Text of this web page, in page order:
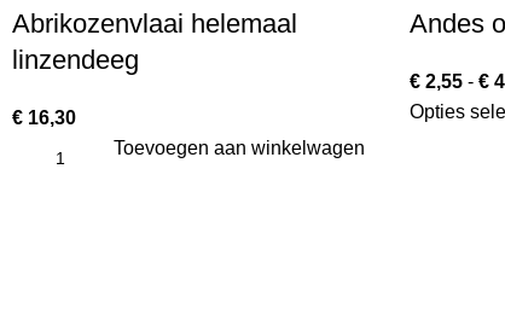
Abrikozenvlaai helemaal
linzendeeg
€ 16,30
Toevoegen aan winkelwagen
Andes
€2,55 - €
Opties